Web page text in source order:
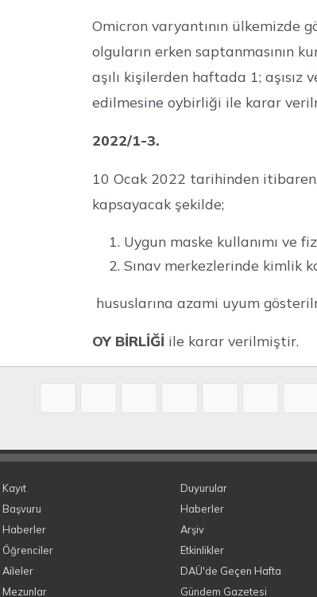
Omicron varyantının ülkemizde
olguların erken saptanmasının
aşılı kişilerden haftada 1;
edilmesine oybirliği ile karar
2022/1-3.
10 Ocak 2022 tarihinden
kapsayacak şekilde;
Uygun maske kullanımı ve
Sınav merkezlerinde kimlik
hususlarına azami uyum
OY BİRLİĞİ ile karar verilmiştir.
Kayıt
Başvuru
Haberler
Öğrenciler
Aileler
Mezunlar
Duyurular
Haberler
Arşiv
Etkinlikler
DAÜ'de Geçen Hafta
Gündem Gazetesi